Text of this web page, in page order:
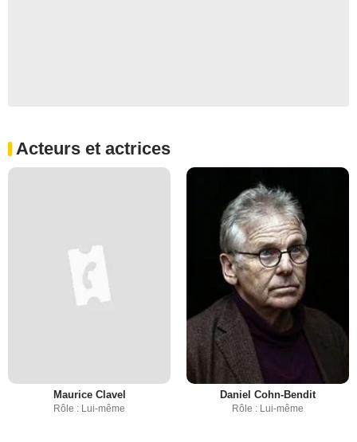
Acteurs et actrices
Maurice Clavel
Rôle : Lui-même
Daniel Cohn-Bendit
Rôle : Lui-même